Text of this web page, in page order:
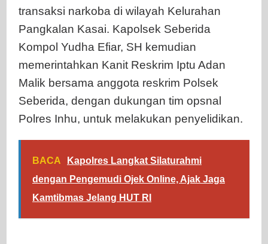
transaksi narkoba di wilayah Kelurahan
Pangkalan Kasai. Kapolsek Seberida
Kompol Yudha Efiar, SH kemudian
memerintahkan Kanit Reskrim Iptu Adan
Malik bersama anggota reskrim Polsek
Seberida, dengan dukungan tim opsnal
Polres Inhu, untuk melakukan penyelidikan.
BACA
Kapolres Langkat Silaturahmi
dengan Pengemudi Ojek Online, Ajak Jaga
Kamtibmas Jelang HUT RI